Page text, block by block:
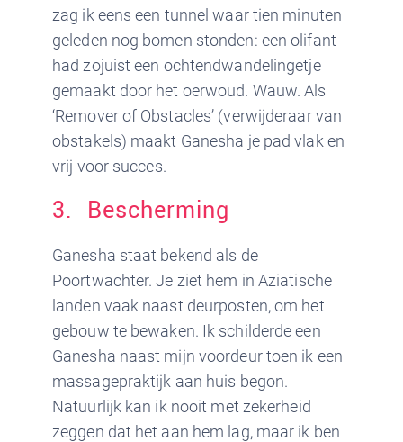
zag ik eens een tunnel waar tien minuten
geleden nog bomen stonden: een olifant
had zojuist een ochtendwandelingetje
gemaakt door het oerwoud. Wauw. Als
‘Remover of Obstacles’ (verwijderaar van
obstakels) maakt Ganesha je pad vlak en
vrij voor succes.
3. Bescherming
Ganesha staat bekend als de
Poortwachter. Je ziet hem in Aziatische
landen vaak naast deurposten, om het
gebouw te bewaken. Ik schilderde een
Ganesha naast mijn voordeur toen ik een
massagepraktijk aan huis begon.
Natuurlijk kan ik nooit met zekerheid
zeggen dat het aan hem lag, maar ik ben